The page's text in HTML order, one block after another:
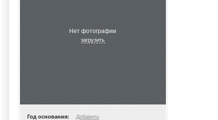
Нет фотографии
загрузить
Год основания:
Добавить